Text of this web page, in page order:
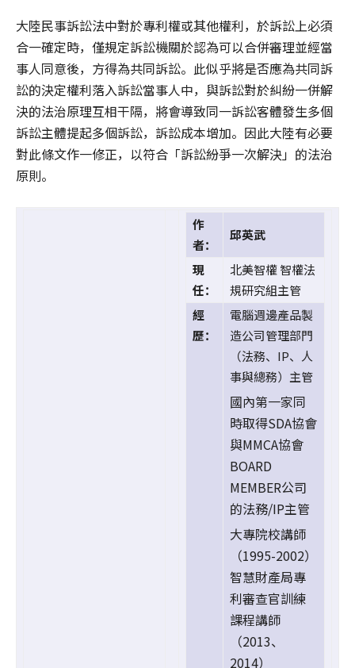
大陸民事訴訟法中對於專利權或其他權利，於訴訟上必須
合一確定時，僅規定訴訟機關於認為可以合併審理並經當
事人同意後，方得為共同訴訟。此似乎將是否應為共同訴
訟的決定權利落入訴訟當事人中，與訴訟對於糾紛一併解
決的法治原理互相干隔，將會導致同一訴訟客體發生多個
訴訟主體提起多個訴訟，訴訟成本增加。因此大陸有必要
對此條文作一修正，以符合「訴訟紛爭一次解決」的法治
原則。
作
者：
邱英武
現
任：
北美智權 智權法
規研究組主管
經
歷：
電腦週邊產品製
造公司管理部門
（法務、IP、人
事與總務）主管
國內第一家同
時取得SDA協會
與MMCA協會
BOARD
MEMBER公司
的法務/IP主管
大專院校講師
（1995-2002）
智慧財產局專
利審查官訓練
課程講師
（2013、
2014）